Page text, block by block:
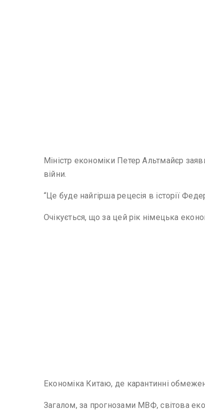
Міністр економіки Петер Альтмайєр
війни.
“Це буде найгірша рецесія в історії
Очікується, що за цей рік німецька
Економіка Китаю, де карантинні
Загалом, за прогнозами МВФ, світова